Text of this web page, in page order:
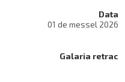
Data
01 de messel 2026
Galaria retrac